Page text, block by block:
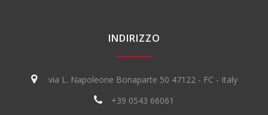
INDIRIZZO
via L. Napoleone Bonaparte 50 47122 - FC - Italy
+39 0543 66061